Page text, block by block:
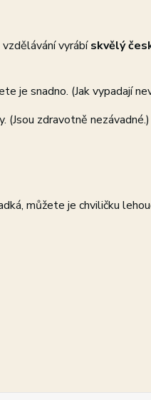
vyrábískvělý
je snadno. (Jak vypadají
(Jsou zdravotně nezávadné.)
můžete je chviličku